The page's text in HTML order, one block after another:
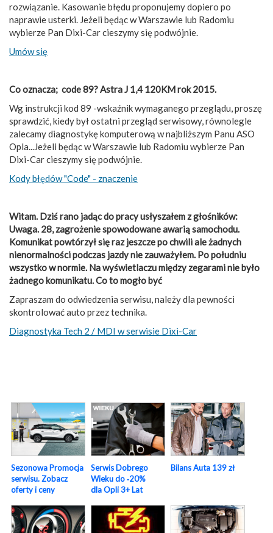
rozwiązanie. Kasowanie błędu proponujemy dopiero po
naprawie usterki. Jeżeli będąc w Warszawie lub Radomiu
wybierze Pan Dixi-Car cieszymy się podwójnie.
Umów się
Co oznacza; code 89? Astra J 1,4 120KM rok 2015.
Wg instrukcji kod 89 -wskaźnik wymaganego przeglądu, proszę
sprawdzić, kiedy był ostatni przegląd serwisowy, równolegle
zalecamy diagnostykę komputerową w najbliższym Panu ASO
Opla...Jeżeli będąc w Warszawie lub Radomiu wybierze Pan
Dixi-Car cieszymy się podwójnie.
Kody błędów "Code" - znaczenie
Witam. Dziś rano jadąc do pracy usłyszałem z głośników:
Uwaga. 28, zagrożenie spowodowane awarią samochodu.
Komunikat powtórzył się raz jeszcze po chwili ale żadnych
nienormalności podczas jazdy nie zauważyłem. Po południu
wszystko w normie. Na wyświetlaczu między zegarami nie było
żadnego komunikatu. Co to mogło być
Zapraszam do odwiedzenia serwisu, należy dla pewności
skontrolować auto przez technika.
Diagnostyka Tech 2 / MDI w serwisie Dixi-Car
Sezonowa Promocja
serwisu. Zobacz
oferty i ceny
Serwis Dobrego
Wieku do ‑20%
dla Opli 3+ Lat
Bilans Auta 139 zł